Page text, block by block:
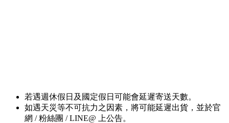
若遇週休假日及國定假日可能會延遲寄送天數。
如遇天災等不可抗力之因素，將可能延遲出貨，並於官
網 / 粉絲團 / LINE@ 上公告。